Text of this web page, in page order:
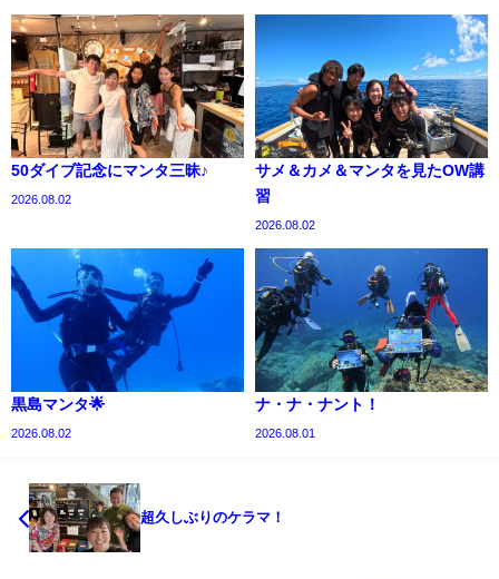
50ダイブ記念にマンタ三昧♪
2026.08.02
サメ＆カメ＆マンタを見たOW講
習
2026.08.02
黒島マンタ🌟
2026.08.02
ナ・ナ・ナント！
2026.08.01
超久しぶりのケラマ！